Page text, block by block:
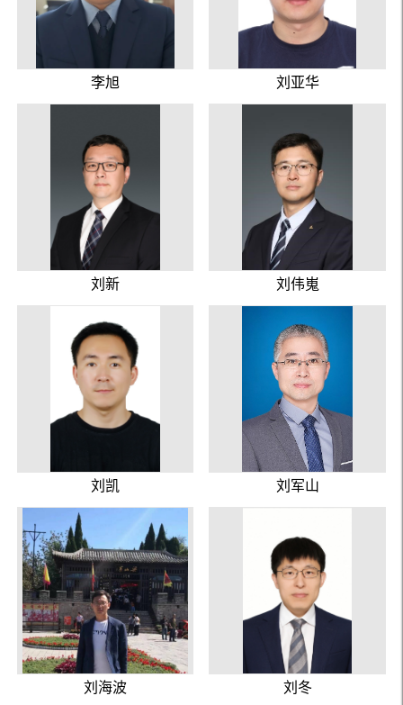
李旭 刘亚华
刘新 刘伟嵬
刘凯 刘军山
刘海波 刘冬